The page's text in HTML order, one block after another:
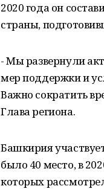
2020 года он
страны,
- Мы развернули
мер поддержки и
Важно сократить
Глава региона.
Башкирия
было 40 место, в
которых